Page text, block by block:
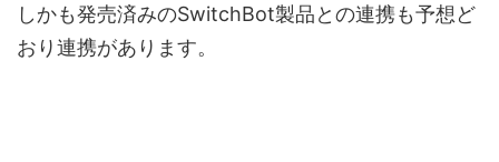
しかも発売済みのSwitchBot製品との連携も予想ど
おり連携があります。